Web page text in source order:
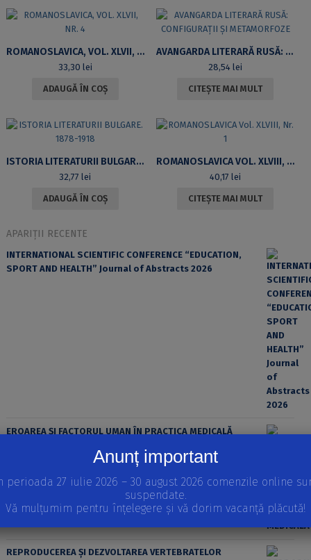
ROMANOSLAVICA, VOL. XLVII, NR. 4
33,30 lei
ADAUGĂ ÎN COȘ
AVANGARDA LITERARĂ RUSĂ: CONFIGURAȚII ȘI METAMORFOZE
28,54 lei
CITEȘTE MAI MULT
ISTORIA LITERATURII BULGARE. 1878-1918
32,77 lei
ADAUGĂ ÎN COȘ
ROMANOSLAVICA VOL. XLVIII, NR. 1
40,17 lei
CITEȘTE MAI MULT
APARIȚII RECENTE
INTERNATIONAL SCIENTIFIC CONFERENCE “EDUCATION,
SPORT AND HEALTH” Journal of Abstracts 2026
EROAREA ȘI FACTORUL UMAN ÎN PRACTICA MEDICALĂ
REPRODUCEREA ȘI DEZVOLTAREA VERTEBRATELOR
Anunț important
perioada 27 iulie 2026 – 30 august 2026 comenzile online
suspendate.
Vă mulțumim pentru înțelegere și vă dorim vacanță plăcută!